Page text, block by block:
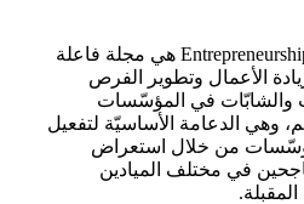
مجلة رواد الأعمال Entrepreneurship KSA هي مجلة فاعلة
الأعمال وتطوير الفرص
والشابّات في المؤسّسات
وهي الدعامة الأساسيّة لتفعيل
من خلال استعراض
في مختلف الميادين